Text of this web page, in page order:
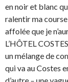
en noir et blanc
ralentir ma
affolée que je
L’HÔTEL
un mélange de
qui va au Costes